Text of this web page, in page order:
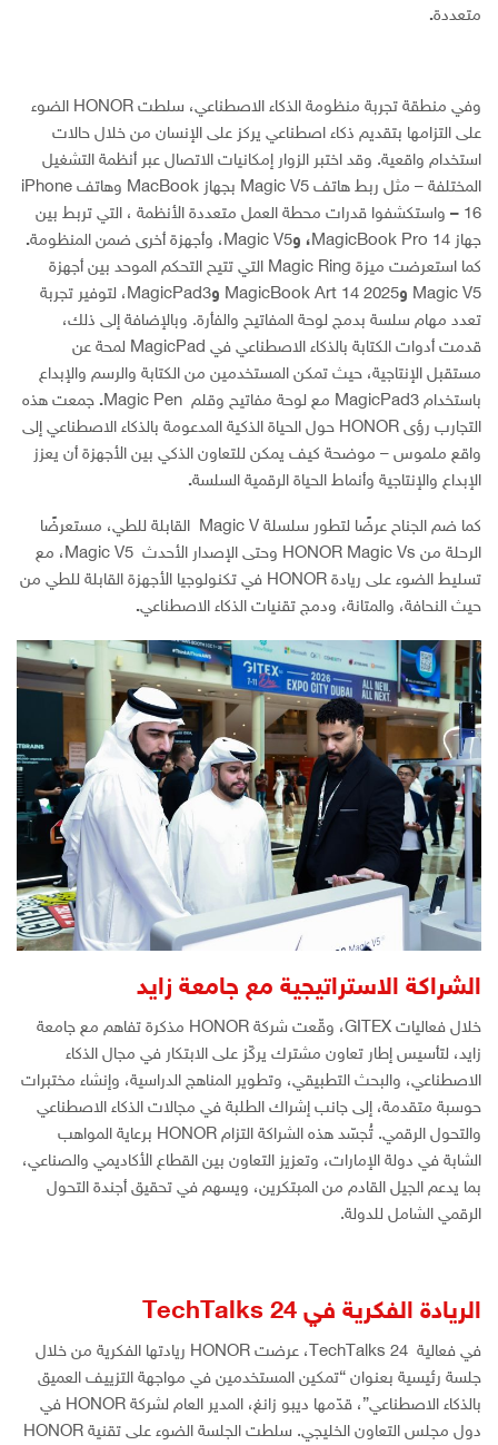
متعددة.
وفي منطقة تجربة منظومة الذكاء الاصطناعي، سلطت HONOR الضوء
على التزامها بتقديم ذكاء اصطناعي يركز على الإنسان من خلال حالات
استخدام واقعية. وقد اختبر الزوار إمكانيات الاتصال عبر أنظمة التشغيل
المختلفة – مثل ربط هاتف Magic V5 بجهاز MacBook وهاتف iPhone
16
– واستكشفوا قدرات محطة العمل متعددة الأنظمة ، التي تربط بين
جهاز MagicBook Pro 14
، وMagic V5، وأجهزة أخرى ضمن المنظومة
.
كما استعرضت ميزة Magic Ring التي تتيح التحكم الموحد بين أجهزة
Magic V5 وMagicBook Art 14 2025 و
MagicPad3، لتوفير تجربة
تعدد مهام سلسة بدمج لوحة المفاتيح والفأرة. وبالإضافة إلى ذلك،
قدمت أدوات الكتابة بالذكاء الاصطناعي في MagicPad لمحة عن
مستقبل الإنتاجية، حيث تمكن المستخدمين من الكتابة والرسم والإبداع
باستخدام MagicPad3 مع لوحة مفاتيح وقلم Magic Pen
. جمعت هذه
التجارب رؤى HONOR حول الحياة الذكية المدعومة بالذكاء الاصطناعي إلى
واقع ملموس – موضحة كيف يمكن للتعاون الذكي بين الأجهزة أن يعزز
الإبداع والإنتاجية وأنماط الحياة الرقمية السلسة.
كما ضم الجناح عرضًا لتطور سلسلة Magic V القابلة للطي، مستعرضًا
الرحلة من HONOR Magic Vs وحتى الإصدار الأحدث Magic V5، مع
تسليط الضوء على ريادة HONOR في تكنولوجيا الأجهزة القابلة للطي من
حيث النحافة، والمتانة، ودمج تقنيات الذكاء الاصطناعي.
الشراكة الاستراتيجية مع جامعة زايد
خلال فعاليات GITEX، وقّعت شركة HONOR مذكرة تفاهم مع جامعة
زايد، لتأسيس إطار تعاون مشترك يركّز على الابتكار في مجال الذكاء
الاصطناعي، والبحث التطبيقي، وتطوير المناهج الدراسية، وإنشاء مختبرات
حوسبة متقدمة، إلى جانب إشراك الطلبة في مجالات الذكاء الاصطناعي
والتحول الرقمي. تُجسّد هذه الشراكة التزام HONOR برعاية المواهب
الشابة في دولة الإمارات، وتعزيز التعاون بين القطاع الأكاديمي والصناعي،
بما يدعم الجيل القادم من المبتكرين، ويسهم في تحقيق أجندة التحول
الرقمي الشامل للدولة.
الريادة الفكرية في TechTalks 24
في فعالية TechTalks 24، عرضت HONOR ريادتها الفكرية من خلال
جلسة رئيسية بعنوان “تمكين المستخدمين في مواجهة التزييف العميق
بالذكاء الاصطناعي”، قدّمها ديبو زانغ، المدير العام لشركة HONOR في
دول مجلس التعاون الخليجي. سلطت الجلسة الضوء على تقنية HONOR